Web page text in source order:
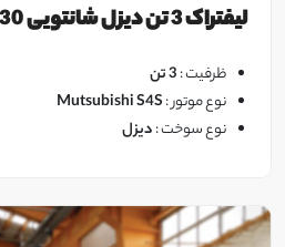
لیفتراک 3 تن دیزل شانتویی SF30
ظرفیت :3 تن
نوع موتور :Mutsubishi S4S
نوع سوخت :دیزل